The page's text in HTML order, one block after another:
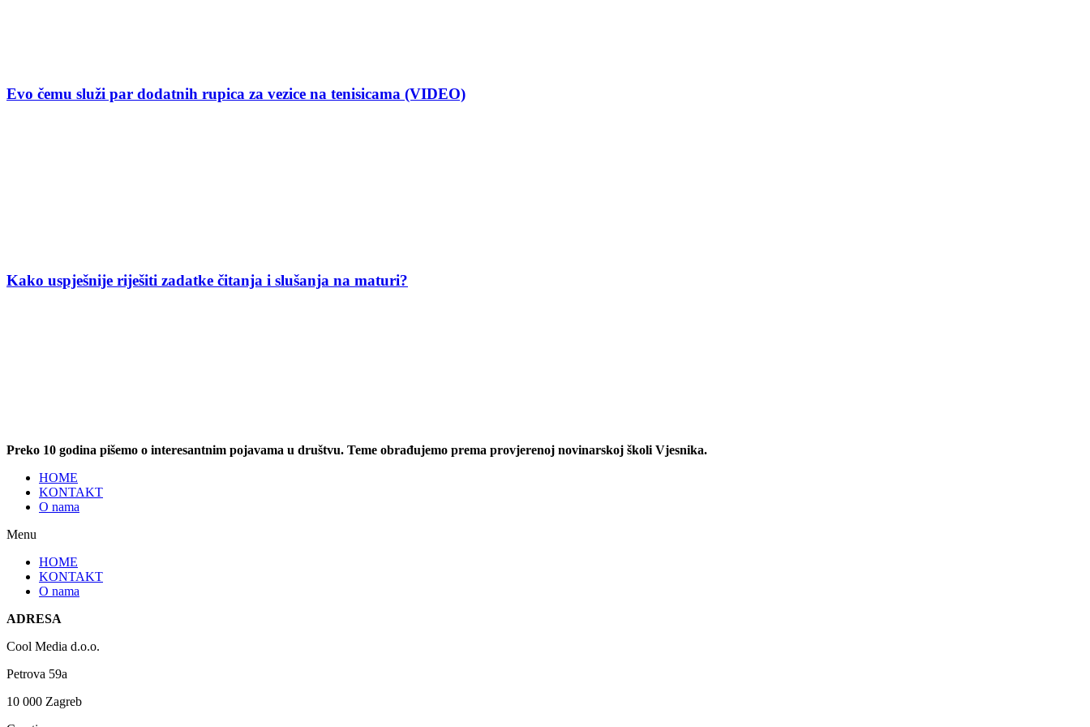
Evo čemu služi par dodatnih rupica za vezice na tenisicama (VIDEO)
Kako uspješnije riješiti zadatke čitanja i slušanja na maturi?
Preko 10 godina pišemo o interesantnim pojavama u društvu. Teme obrađujemo prema provjerenoj novinarskoj školi Vjesnika.
HOME
KONTAKT
O nama
Menu
HOME
KONTAKT
O nama
ADRESA
Cool Media d.o.o.
Petrova 59a
10 000 Zagreb